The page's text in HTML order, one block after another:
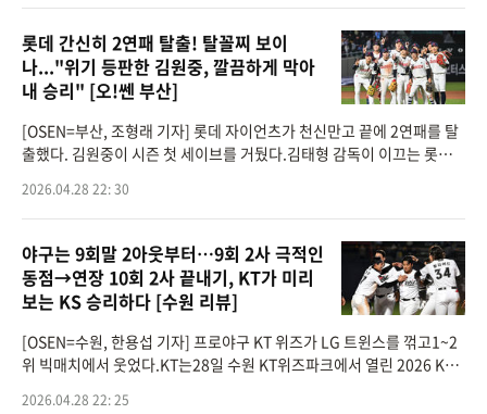
롯데 간신히 2연패 탈출! 탈꼴찌 보이
나..."위기 등판한 김원중, 깔끔하게 막아
내 승리" [오!쎈 부산]
[OSEN=부산, 조형래 기자] 롯데 자이언츠가 천신만고 끝에 2연패를 탈
출했다. 김원중이 시즌 첫 세이브를 거뒀다.김태형 감독이 이끄는 롯데
정규시즌 키움
2026.04.28 22: 30
야구는 9회말 2아웃부터…9회 2사 극적인
동점→연장 10회 2사 끝내기, KT가 미리
보는 KS 승리하다 [수원 리뷰]
[OSEN=수원, 한용섭 기자] 프로야구 KT 위즈가 LG 트윈스를 꺾고1~2
위 빅매치에서 웃었다.KT는28일 수원 KT위즈파크에서 열린 2026 KBO
패로 1위 자리를 지켰고, LG는 16승
2026.04.28 22: 25